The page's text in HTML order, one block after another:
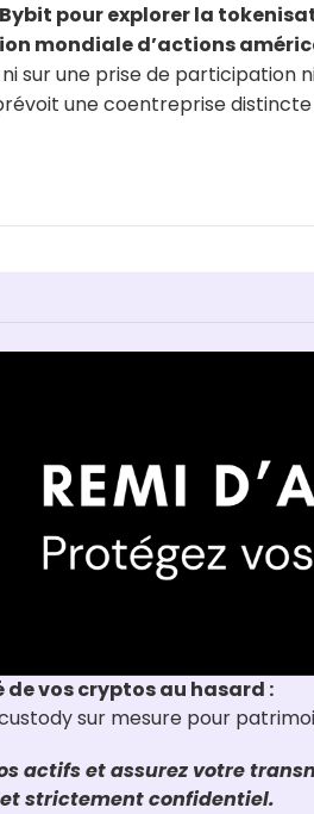
pour explorer la
mondiale d’actions
sur une prise de participation
une coentreprise
de vos cryptos au hasard :
sur mesure pour
actifs et assurez votre
strictement confidentiel.